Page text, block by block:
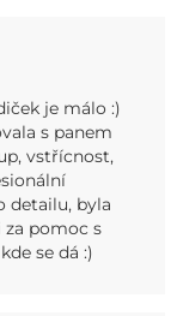
je málo :)
s panem
vstřícnost,
detailu, byla
pomoc s
se dá :)